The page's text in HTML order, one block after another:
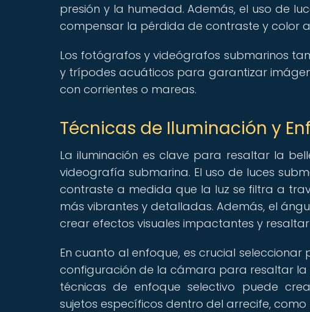
presión y la humedad. Además, el uso de
compensar la pérdida de contraste y color
Los fotógrafos y videógrafos submarinos
y trípodes acuáticos para garantizar
con corrientes o mareas.
Técnicas de Iluminación y
La iluminación es clave para resaltar la
videografía submarina. El uso de luces
contraste a medida que la luz se filtra a
más vibrantes y detalladas. Además, el
crear efectos visuales impactantes y
En cuanto al enfoque, es crucial
configuración de la cámara para resaltar la
técnicas de enfoque selectivo puede
sujetos específicos dentro del arrecife,